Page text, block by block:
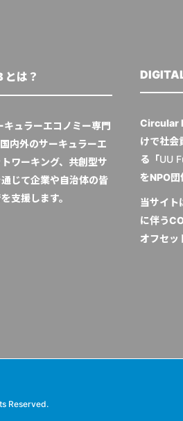
は？
ュラーエコノミー専門
内外のサーキュラーエ
ワーキング、共創型サ
じて企業や自治体の皆
支援します。
Circular
けで社会
る「UU
をNPO団
当サイト
に伴う
オフセッ
Reserved.